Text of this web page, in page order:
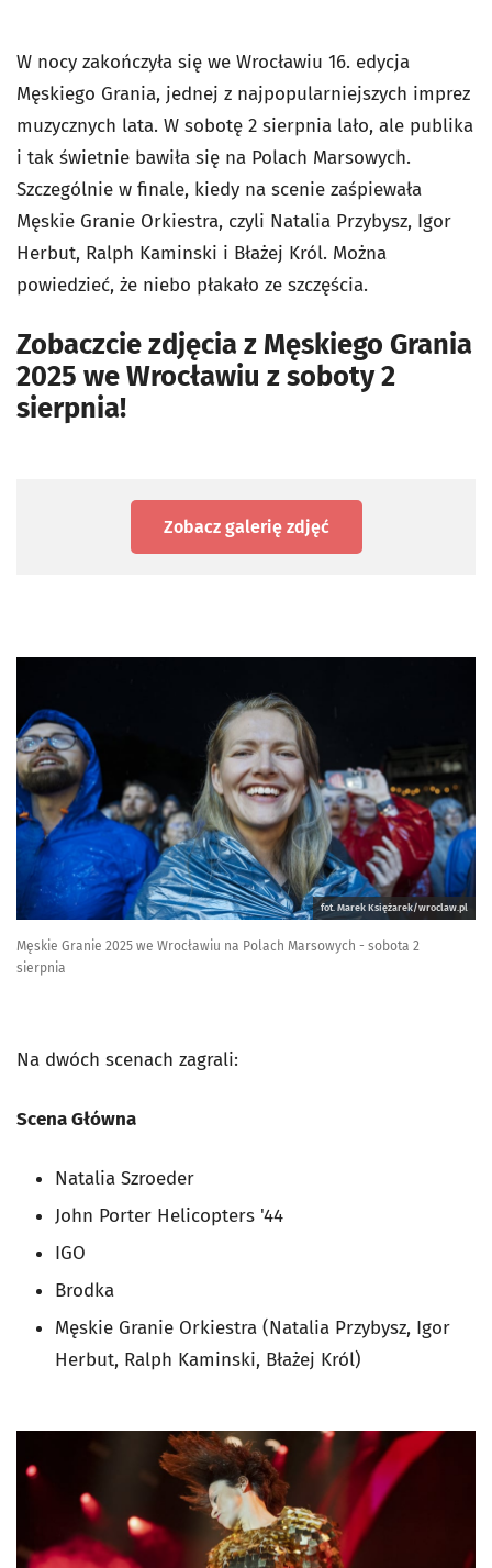
W nocy zakończyła się we Wrocławiu 16. edycja
Męskiego Grania, jednej z najpopularniejszych imprez
muzycznych lata. W sobotę 2 sierpnia lało, ale publika
i tak świetnie bawiła się na Polach Marsowych.
Szczególnie w finale, kiedy na scenie zaśpiewała
Męskie Granie Orkiestra, czyli Natalia Przybysz, Igor
Herbut, Ralph Kaminski i Błażej Król. Można
powiedzieć, że niebo płakało ze szczęścia.
Zobaczcie zdjęcia z Męskiego Grania
2025 we Wrocławiu z soboty 2
sierpnia!
Zobacz galerię zdjęć
fot. Marek Księżarek/wroclaw.pl
Męskie Granie 2025 we Wrocławiu na Polach Marsowych - sobota 2
sierpnia
Na dwóch scenach zagrali:
Scena Główna
Natalia Szroeder
John Porter Helicopters '44
IGO
Brodka
Męskie Granie Orkiestra (Natalia Przybysz, Igor
Herbut, Ralph Kaminski, Błażej Król)